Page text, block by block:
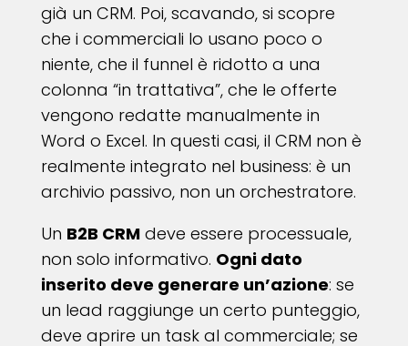
già un CRM. Poi, scavando, si scopre
che i commerciali lo usano poco o
niente, che il funnel è ridotto a una
colonna “in trattativa”, che le offerte
vengono redatte manualmente in
Word o Excel. In questi casi, il CRM non è
realmente integrato nel business: è un
archivio passivo, non un orchestratore.
Un B2B CRMdeve essere processuale,
non solo informativo. Ogni dato
inserito deve generare un’azione: se
un lead raggiunge un certo punteggio,
deve aprire un task al commerciale; se